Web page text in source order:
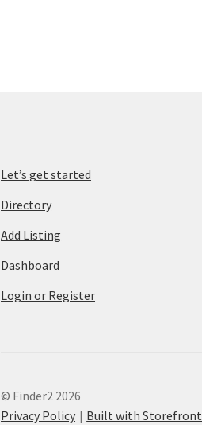
Let’s get started
Directory
Add Listing
Dashboard
Login or Register
© Finder2 2026
Privacy Policy
Built with Storefront